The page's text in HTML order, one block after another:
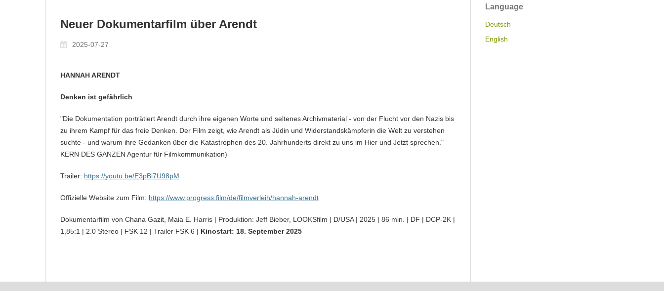
Neuer Dokumentarfilm über Arendt
2025-07-27
HANNAH ARENDT
Denken ist gefährlich
"Die Dokumentation porträtiert Arendt durch ihre eigenen Worte und seltenes Archivmaterial - von der Flucht vor den Nazis bis
zu ihrem Kampf für das freie Denken. Der Film zeigt, wie Arendt als Jüdin und Widerstandskämpferin die Welt zu verstehen
suchte - und warum ihre Gedanken über die Katastrophen des 20. Jahrhunderts direkt zu uns im Hier und Jetzt sprechen."
KERN DES GANZEN Agentur für Filmkommunikation)
Trailer: https://youtu.be/E3pBi7U98pM
Offizielle Website zum Film: https://www.progress.film/de/filmverleih/hannah-arendt
Dokumentarfilm von Chana Gazit, Maia E. Harris | Produktion: Jeff Bieber, LOOKSfilm | D/USA | 2025 | 86 min. | DF | DCP-2K |
1,85:1 | 2.0 Stereo | FSK 12 | Trailer FSK 6 | Kinostart: 18. September 2025
Language
Deutsch
English